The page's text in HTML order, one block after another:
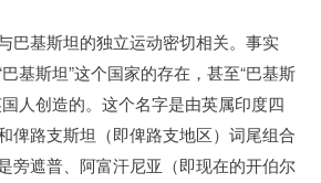
巴基斯坦的独立运动密切相关。事实
基斯坦”这个国家的存在，甚至“巴基斯
人创造的。这个名字是由英属印度四
俾路支斯坦（即俾路支地区）词尾组合
旁遮普、阿富汗尼亚（即现在的开伯尔